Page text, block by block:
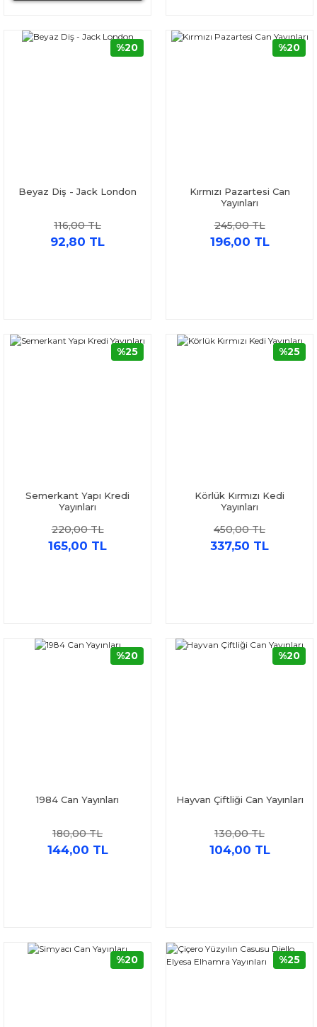
Beyaz Diş - Jack London
116,00 TL
92,80 TL
%20
Kırmızı Pazartesi Can
Yayınları
245,00 TL
196,00 TL
%20
Semerkant Yapı Kredi
Yayınları
220,00 TL
165,00 TL
%25
Körlük Kırmızı Kedi
Yayınları
450,00 TL
337,50 TL
%25
1984 Can Yayınları
180,00 TL
144,00 TL
%20
Hayvan Çiftliği Can Yayınları
130,00 TL
104,00 TL
%20
%20 %25